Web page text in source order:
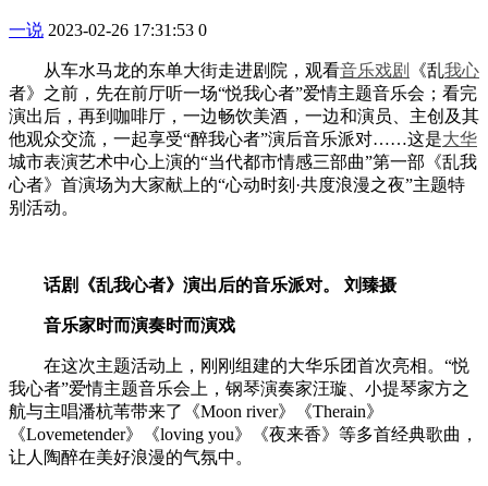
一说 2023-02-26 17:31:53 0
从车水马龙的东单大街走进剧院，观看音乐戏剧 《乱我心
者》之前，先在前厅听一场“悦我心者”爱情主题音乐会；看完
演出后，再到咖啡厅，一边畅饮美酒，一边和演员、主创及其
他观众交流，一起享受“醉我心者”演后音乐派对……这是大华
城市表演艺术中心上演的“当代都市情感三部曲”第一部《乱我
心者》首演场为大家献上的“心动时刻·共度浪漫之夜”主题特
别活动。
话剧《乱我心者》演出后的音乐派对。 刘臻摄
音乐家时而演奏时而演戏
在这次主题活动上，刚刚组建的大华乐团首次亮相。“悦
我心者”爱情主题音乐会上，钢琴演奏家汪璇、小提琴家方之
航与主唱潘杭苇带来了《Moon river》《Therain》
《Lovemetender》《loving you》《夜来香》等多首经典歌曲，
让人陶醉在美好浪漫的气氛中。